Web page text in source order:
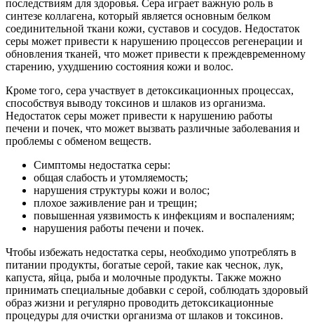
последствиям для здоровья. Сера играет важную роль в
синтезе коллагена, который является основным белком
соединительной ткани кожи, суставов и сосудов. Недостаток
серы может привести к нарушению процессов регенерации и
обновления тканей, что может привести к преждевременному
старению, ухудшению состояния кожи и волос.
Кроме того, сера участвует в детоксикационных процессах,
способствуя выводу токсинов и шлаков из организма.
Недостаток серы может привести к нарушению работы
печени и почек, что может вызвать различные заболевания и
проблемы с обменом веществ.
Симптомы недостатка серы:
общая слабость и утомляемость;
нарушения структуры кожи и волос;
плохое заживление ран и трещин;
повышенная уязвимость к инфекциям и воспалениям;
нарушения работы печени и почек.
Чтобы избежать недостатка серы, необходимо употреблять в
питании продукты, богатые серой, такие как чеснок, лук,
капуста, яйца, рыба и молочные продукты. Также можно
принимать специальные добавки с серой, соблюдать здоровый
образ жизни и регулярно проводить детоксикационные
процедуры для очистки организма от шлаков и токсинов.